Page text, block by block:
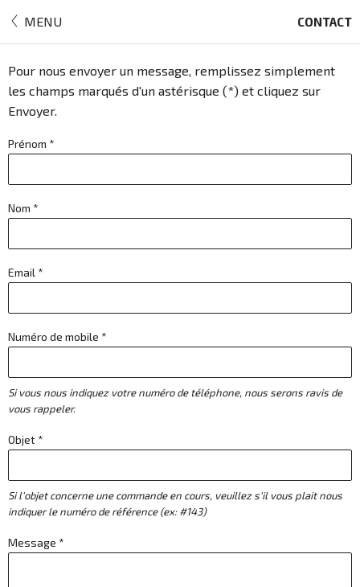
MENU CONTACT
Pour nous envoyer un message, remplissez simplement
les champs marqués d'un astérisque (*) et cliquez sur
Envoyer.
Prénom *
Nom *
Email *
Numéro de mobile *
Si vous nous indiquez votre numéro de téléphone, nous serons ravis de
vous rappeler.
Objet *
Si l'objet concerne une commande en cours, veuillez s'il vous plait nous
indiquer le numéro de référence (ex: #143)
Message *